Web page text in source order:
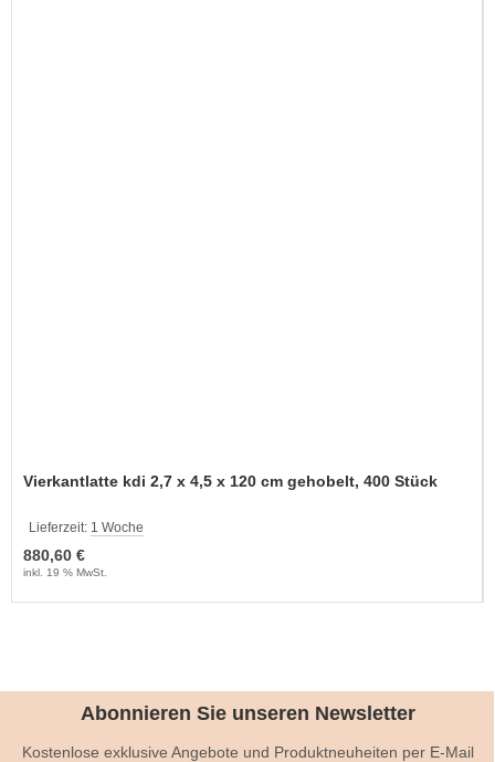
Vierkantlatte kdi 2,7 x 4,5 x 120 cm gehobelt, 400 Stück
Lieferzeit: 1 Woche
880,60 €
inkl. 19 % MwSt.
Abonnieren Sie unseren Newsletter
Kostenlose exklusive Angebote und Produktneuheiten per E-Mail